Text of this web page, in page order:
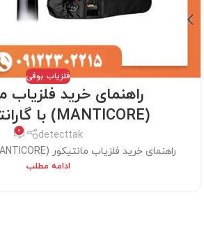
فلزیاب بوقی
راهنمای خرید فلزیاب
(MANTICORE) با گارانتی معتبر
detecttak
0
راهنمای خرید فلزیاب مانتیکور (MANTICORE) با گارانتی معتبر
ادامه مطلب